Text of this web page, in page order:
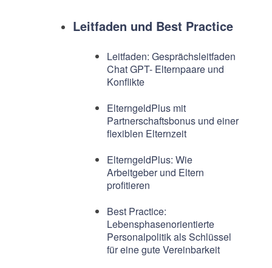
Leitfaden und Best Practice
Leitfaden: Gesprächsleitfaden
Chat GPT- Elternpaare und
Konflikte
ElterngeldPlus mit
Partnerschaftsbonus und einer
flexiblen Elternzeit
ElterngeldPlus: Wie
Arbeitgeber und Eltern
profitieren
Best Practice:
Lebensphasenorientierte
Personalpolitik als Schlüssel
für eine gute Vereinbarkeit